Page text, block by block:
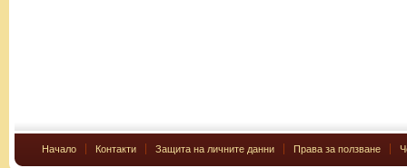
Начало Контакти Защита на личните данни Права за ползване